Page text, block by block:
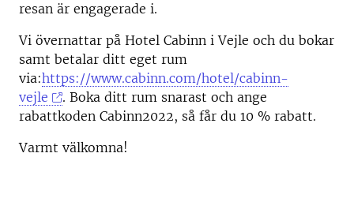
resan är engagerade i.
Vi övernattar på Hotel Cabinn i Vejle och du bokar
samt betalar ditt eget rum
via:https://www.cabinn.com/hotel/cabinn-
vejle
. Boka ditt rum snarast och ange
rabattkoden Cabinn2022, så får du 10 % rabatt.
Varmt välkomna!